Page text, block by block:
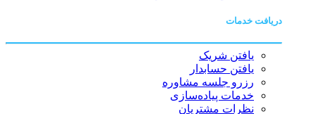
دریافت خدمات
یافتن شریک
یافتن حسابدار
رزرو جلسه مشاوره
خدمات پیاده‌سازی
نظرات مشتریان